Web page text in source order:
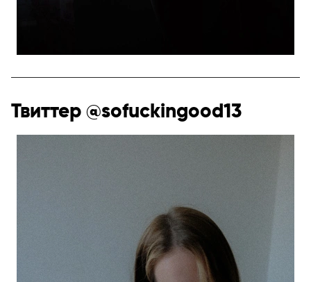
Твиттер @sofuckingood13